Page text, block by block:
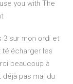
you with The
3 sur mon ordi et
télécharger les
beaucoup à
pas mal du